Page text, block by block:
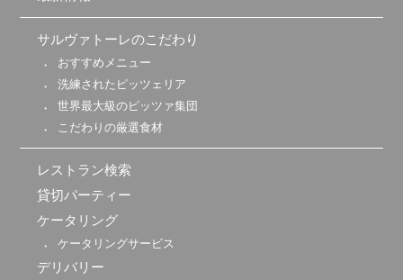
サルヴァトーレのこだわり
おすすめメニュー
洗練されたピッツェリア
世界最大級のピッツァ集団
こだわりの厳選食材
レストラン検索
貸切パーティー
ケータリング
ケータリングサービス
デリバリー